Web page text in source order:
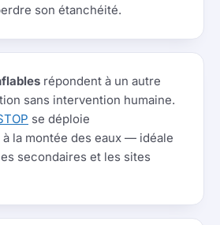
son étanchéité.
répondent à un autre
sans intervention humaine.
se déploie
la montée des eaux — idéale
secondaires et les sites